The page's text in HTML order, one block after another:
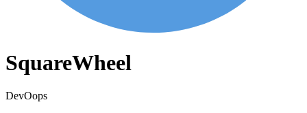
SquareWheel
DevOops